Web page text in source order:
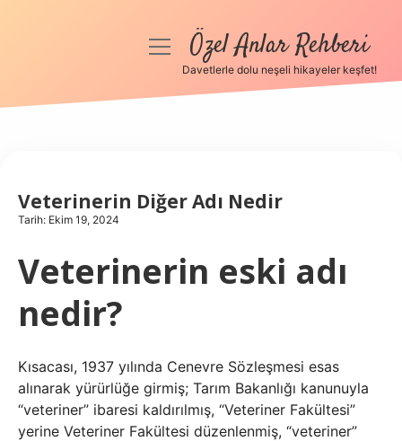
Anasayfa
Hakkımızda
menüyüÖzel Anlar Rehberi
Davetlerle dolu neşeli hikayeler keşfet!
Veterinerin Diğer Adı Nedir
Tarih: Ekim 19, 2024
Veterinerin eski adı
nedir?
Kısacası, 1937 yılında Cenevre Sözleşmesi esas
alınarak yürürlüğe girmiş; Tarım Bakanlığı kanunuyla
“veteriner” ibaresi kaldırılmış, “Veteriner Fakültesi”
yerine Veteriner Fakültesi düzenlenmiş, “veteriner”